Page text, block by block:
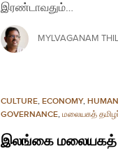
இரண்டாவதும்…
MYLVAGANAM
CULTURE, ECONOMY,
GOVERNANCE, மலையகத்
இலங்கை மலையகத்